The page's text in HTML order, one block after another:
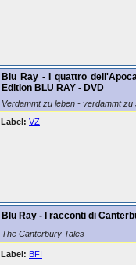
Blu Ray - I quattro
Edition BLU RAY - DVD
Verdammt zu leben - verdammt zu
Label: VZ
Blu Ray - I racconti di
The Canterbury Tales
Label: BFI